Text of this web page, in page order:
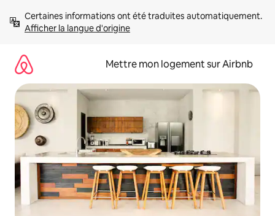
directement
Afficher la langue d'origine
Mettre mon logement sur Airbnb